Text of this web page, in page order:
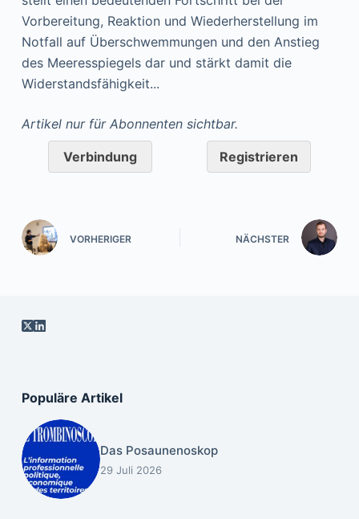
Vorbereitung, Reaktion und Wiederherstellung im
Notfall auf Überschwemmungen und den Anstieg
des Meeresspiegels dar und stärkt damit die
Widerstandsfähigkeit...
Artikel nur für Abonnenten sichtbar.
Verbindung Registrieren
VORHERIGER NÄCHSTER
Populäre Artikel
Das Posaunenoskop
29 Juli 2026